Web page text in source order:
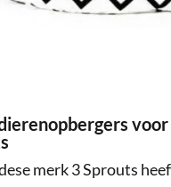
voor
merk 3 Sprouts